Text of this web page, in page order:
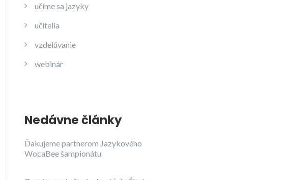
učíme sa jazyky
učitelia
vzdelávanie
webinár
Nedávne články
Ďakujeme partnerom Jazykového
WocaBee šampionátu